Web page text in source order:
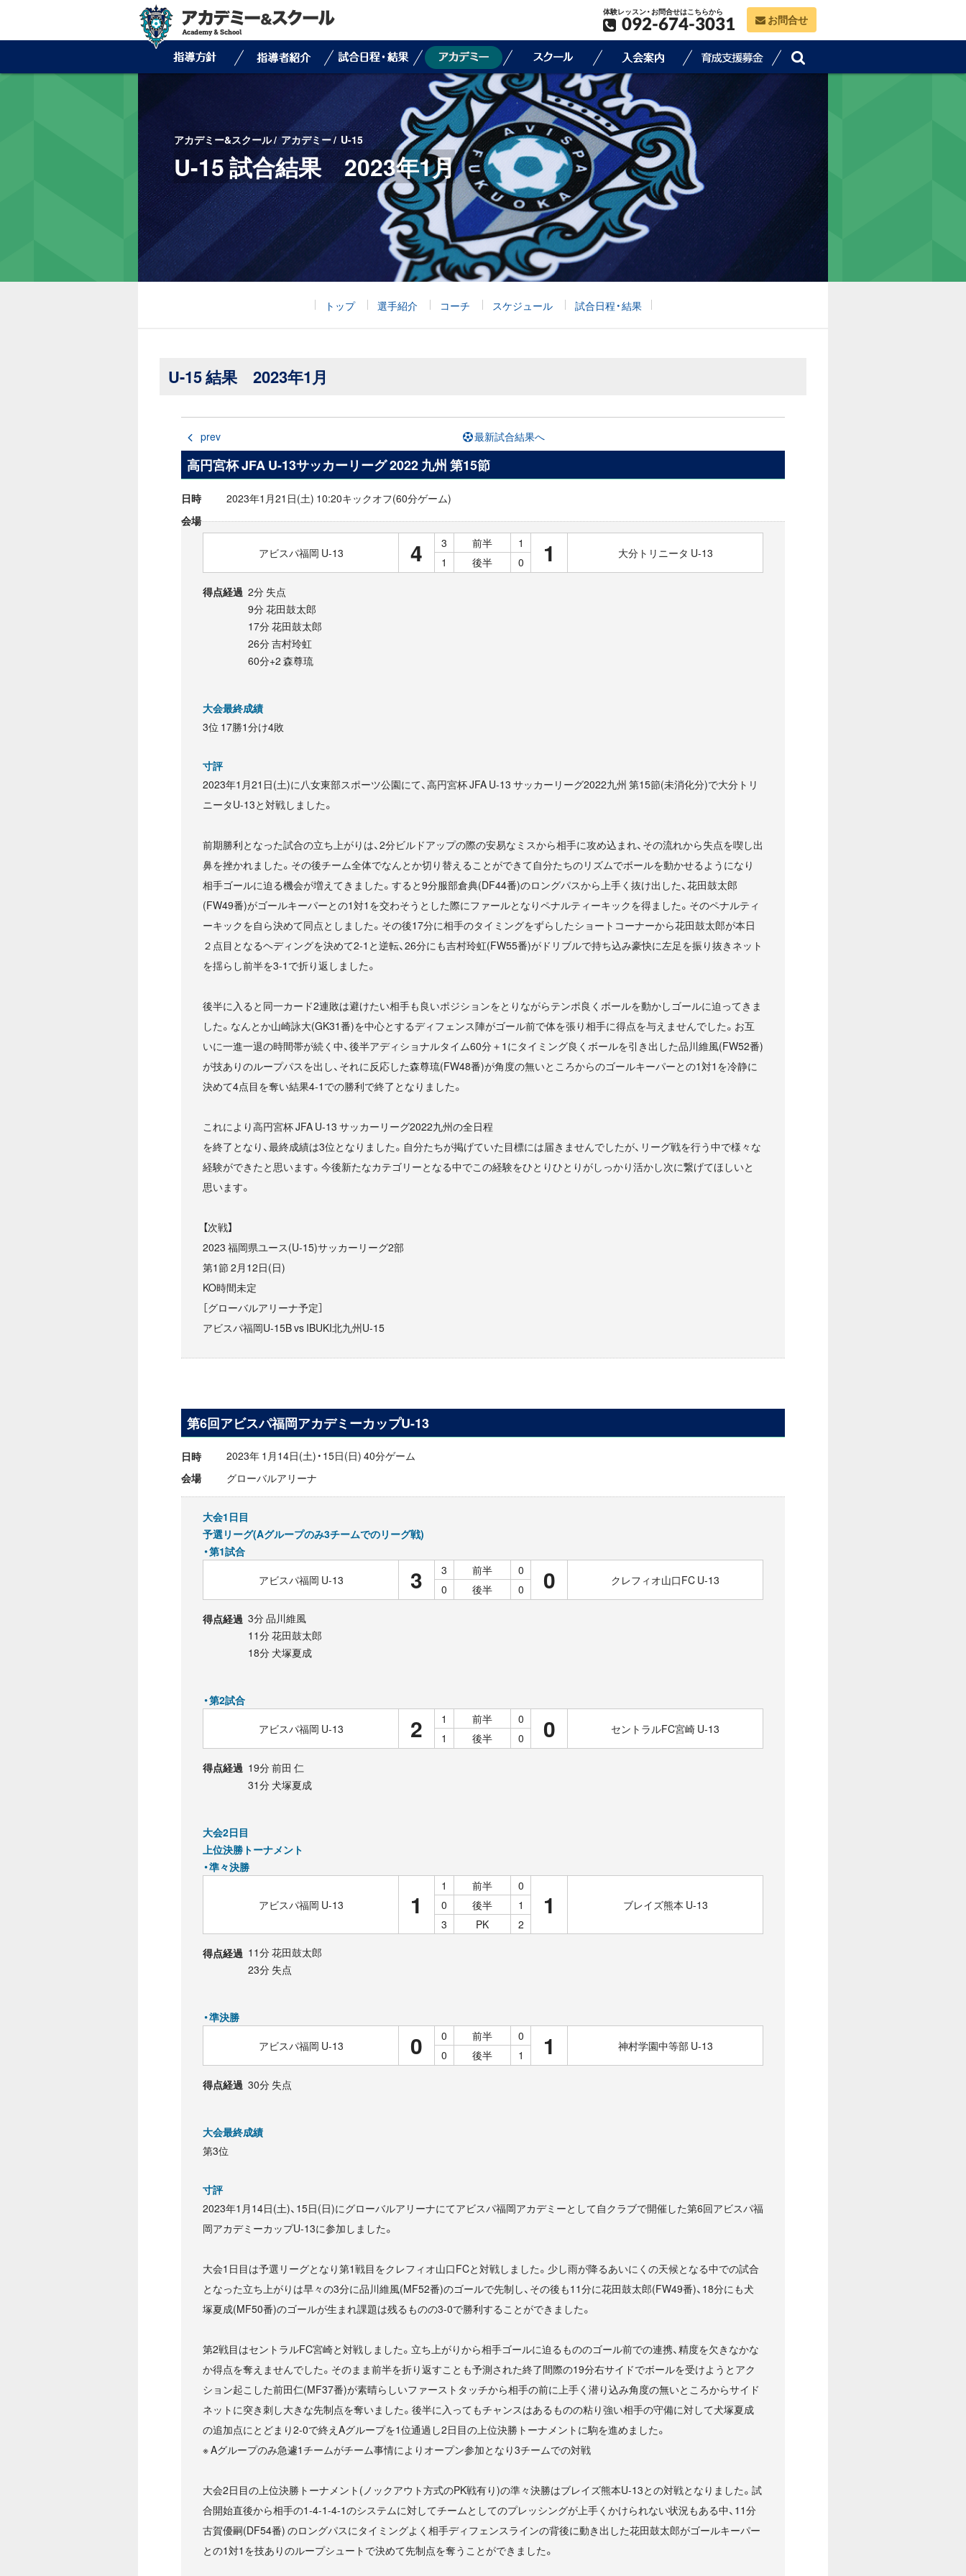
アカデミー&スクール アカデミー U-15
U-15 試合結果 2023年1月
体験レッスン・お問合せはこちらから
092-674-3031 お問合せ
トップ 選手紹介 コーチ スケジュール 試合日程・結果
U-15 結果 2023年1月
prev 最新試合結果へ
高円宮杯 JFA U-13サッカーリーグ 2022 九州 第15節
日時
2023年1月21日(土) 10:20キックオフ(60分ゲーム)
会場
アビスパ福岡 U-13 4 3 前半 1 1 大分トリニータ U-13
1 後半 0
得点経過 2分 失点
9分 花田鼓太郎
17分 花田鼓太郎
26分 吉村玲虹
60分+2 森尊琉
大会最終成績
3位 17勝1分け4敗
寸評
2023年1月21日(土)に八女東部スポーツ公園にて、高円宮杯 JFA U-13 サッカーリーグ2022九州 第15節(未消化分)で大分トリ
ニータU-13と対戦しました。
前期勝利となった試合の立ち上がりは、2分ビルドアップの際の安易なミスから相手に攻め込まれ、その流れから失点を喫し出
鼻を挫かれました。その後チーム全体でなんとか切り替えることができて自分たちのリズムでボールを動かせるようになり
相手ゴールに迫る機会が増えてきました。すると9分服部倉典(DF44番)のロングパスから上手く抜け出した、花田鼓太郎
(FW49番)がゴールキーパーとの1対1を交わそうとした際にファールとなりペナルティーキックを得ました。そのペナルティ
ーキックを自ら決めて同点としました。その後17分に相手のタイミングをずらしたショートコーナーから花田鼓太郎が本日
２点目となるヘディングを決めて2-1と逆転、26分にも吉村玲虹(FW55番)がドリブルで持ち込み豪快に左足を振り抜きネット
を揺らし前半を3-1で折り返しました。
後半に入ると同一カード2連敗は避けたい相手も良いポジションをとりながらテンポ良くボールを動かしゴールに迫ってきま
した。なんとか山崎詠大(GK31番)を中心とするディフェンス陣がゴール前で体を張り相手に得点を与えませんでした。お互
いに一進一退の時間帯が続く中、後半アディショナルタイム60分＋1にタイミング良くボールを引き出した品川維風(FW52番)
が技ありのループパスを出し、それに反応した森尊琉(FW48番)が角度の無いところからのゴールキーパーとの1対1を冷静に
決めて4点目を奪い結果4-1での勝利で終了となりました。
これにより高円宮杯 JFA U-13 サッカーリーグ2022九州の全日程
を終了となり、最終成績は3位となりました。自分たちが掲げていた目標には届きませんでしたが、リーグ戦を行う中で様々な
経験ができたと思います。今後新たなカテゴリーとなる中でこの経験をひとりひとりがしっかり活かし次に繋げてほしいと
思います。
【次戦】
2023 福岡県ユース(U-15)サッカーリーグ2部
第1節 2月12日(日)
KO時間未定
［グローバルアリーナ予定］
アビスパ福岡U-15B vs IBUKI北九州U-15
第6回アビスパ福岡アカデミーカップU-13
日時
2023年 1月14日(土)・15日(日) 40分ゲーム
会場
グローバルアリーナ
大会1日目
予選リーグ(Aグループのみ3チームでのリーグ戦)
・第1試合
アビスパ福岡 U-13
3 3 前半 0 0 クレフィオ山口FC U-13
0 後半 0
得点経過 3分 品川維風
11分 花田鼓太郎
18分 犬塚夏成
・第2試合
アビスパ福岡 U-13
2 1 前半 0 0 セントラルFC宮崎 U-13
1 後半 0
得点経過 19分 前田 仁
31分 犬塚夏成
大会2日目
上位決勝トーナメント
・準々決勝
アビスパ福岡 U-13 1
1 前半 0
1 ブレイズ熊本 U-13
0 後半
1
3
PK
2
得点経過 11分 花田鼓太郎
23分 失点
・準決勝
アビスパ福岡 U-13
0 0 前半 0 1 神村学園中等部 U-13
0 後半 1
得点経過 30分 失点
大会最終成績
第3位
寸評
2023年1月14日(土)、15日(日)にグローバルアリーナにてアビスパ福岡アカデミーとして自クラブで開催した第6回アビスパ福
岡アカデミーカップU-13に参加しました。
大会1日目は予選リーグとなり第1戦目をクレフィオ山口FCと対戦しました。少し雨が降るあいにくの天候となる中での試合
となった立ち上がりは早々の3分に品川維風(MF52番)のゴールで先制し、その後も11分に花田鼓太郎(FW49番)、18分にも犬
塚夏成(MF50番)のゴールが生まれ課題は残るものの3-0で勝利することができました。
第2戦目はセントラルFC宮崎と対戦しました。立ち上がりから相手ゴールに迫るもののゴール前での連携、精度を欠きなかな
か得点を奪えませんでした。そのまま前半を折り返すことも予測された終了間際の19分右サイドでボールを受けようとアク
ション起こした前田仁(MF37番)が素晴らしいファーストタッチから相手の前に上手く潜り込み角度の無いところからサイド
ネットに突き刺し大きな先制点を奪いました。後半に入ってもチャンスはあるものの粘り強い相手の守備に対して犬塚夏成
の追加点にとどまり2-0で終えAグループを1位通過し2日目の上位決勝トーナメントに駒を進めました。
※ Aグループのみ急遽1チームがチーム事情によりオープン参加となり3チームでの対戦
大会2日目の上位決勝トーナメント(ノックアウト方式のPK戦有り)の準々決勝はブレイズ熊本U-13との対戦となりました。試
合開始直後から相手の1-4-1-4-1のシステムに対してチームとしてのプレッシングが上手くかけられない状況もある中、11分
古賀優嗣(DF54番) のロングパスにタイミングよく相手ディフェンスラインの背後に動き出した花田鼓太郎がゴールキーパー
との1対1を技ありのループシュートで決めて先制点を奪うことができました。